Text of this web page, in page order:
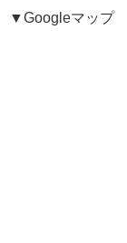
▼Googleマップ